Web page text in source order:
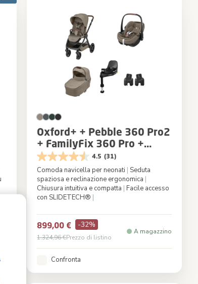
Oxford+ + Pebble 360 Pro2
+ FamilyFix 360 Pro +
Adattatori per seggiolino
auto per neonati
4.5 (31)
Comoda navicella per neonati | Seduta
spaziosa e reclinazione ergonomica |
Chiusura intuitiva e compatta | Facile accesso
con SLIDETECH® |
899,00 € -32%
1.324,96 €Prezzo di listino
A magazzino
Confronta